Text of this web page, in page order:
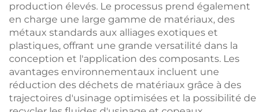
production élevés. Le processus prend également
en charge une large gamme de matériaux, des
métaux standards aux alliages exotiques et
plastiques, offrant une grande versatilité dans la
conception et l'application des composants. Les
avantages environnementaux incluent une
réduction des déchets de matériaux grâce à des
trajectoires d'usinage optimisées et la possibilité de